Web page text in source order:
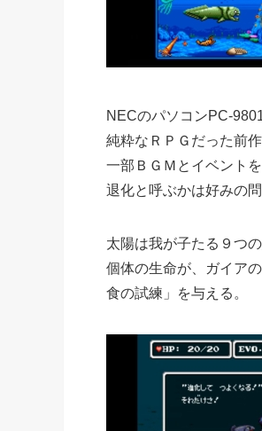
NECのパソコンPC-
純粋なＲＰＧだった前
一部ＢＧＭとイベント
退化と呼ぶかは好みの
太陽は我が子たる９つ
個体の生命が、ガイア
食の試練」を与える。